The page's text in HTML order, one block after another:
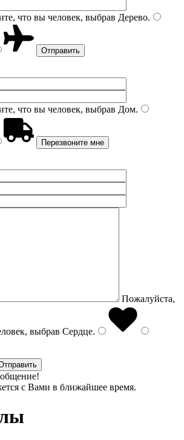
что вы человек, выбрав Дерево.
что вы человек, выбрав Дом.
Пожалуйста,
выбрав Сердце.
с Вами в ближайшее время.